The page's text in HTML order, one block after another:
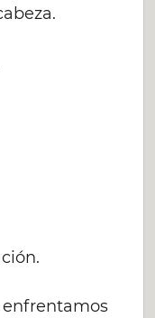
enfrentamos